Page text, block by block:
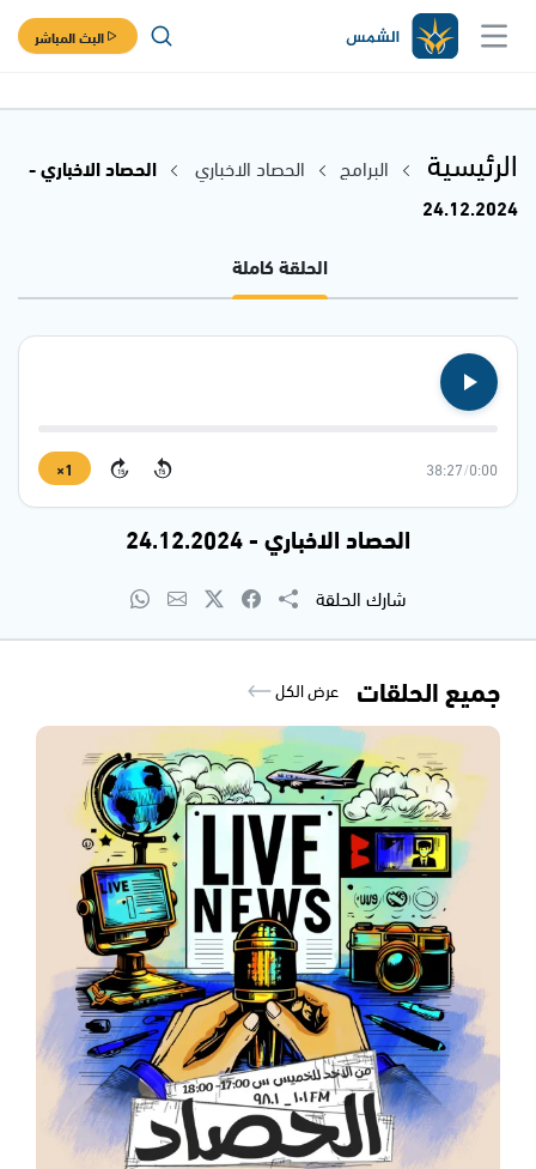
البث المباشر
الرئيسية البرامج الحصاد الاخباري
الحصاد الاخباري -
24.12.2024
الحلقة كاملة
0:00
/
38:27
15
15
1×
الحصاد الاخباري - 24.12.2024
شارك الحلقة
جميع الحلقات عرض الكل